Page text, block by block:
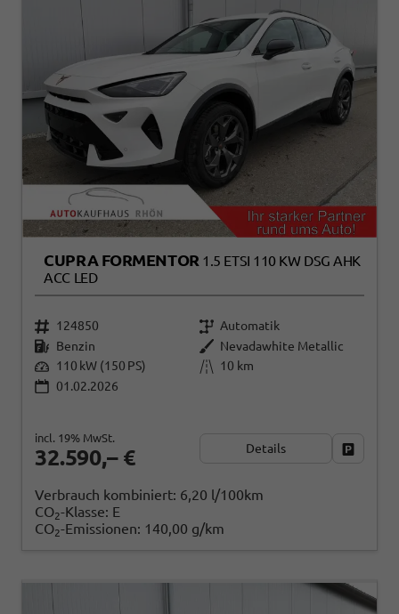
CUPRA FORMENTOR 1.5 ETSI 110 KW DSG AHK
ACC LED
124850
Automatik
Benzin
Nevadawhite Metallic
110 kW (150 PS)
10 km
01.02.2026
32.590,– €
incl. 19% MwSt.
Details
Verbrauch kombiniert: 6,20 l/100km
CO2-Klasse: E
CO2-Emissionen: 140,00 g/km